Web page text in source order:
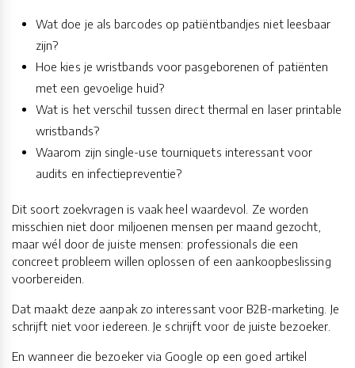
Wat doe je als barcodes op patiëntbandjes niet leesbaar
zijn?
Hoe kies je wristbands voor pasgeborenen of patiënten
met een gevoelige huid?
Wat is het verschil tussen direct thermal en laser printable
wristbands?
Waarom zijn single-use tourniquets interessant voor
audits en infectiepreventie?
Dit soort zoekvragen is vaak heel waardevol. Ze worden
misschien niet door miljoenen mensen per maand gezocht,
maar wél door de juiste mensen: professionals die een
concreet probleem willen oplossen of een aankoopbeslissing
voorbereiden.
Dat maakt deze aanpak zo interessant voor B2B-marketing. Je
schrijft niet voor iedereen. Je schrijft voor de juiste bezoeker.
En wanneer die bezoeker via Google op een goed artikel